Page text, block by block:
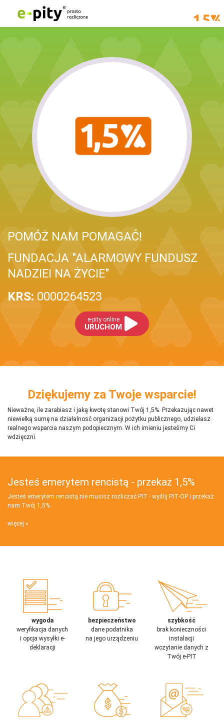
POMÓŻ NAM POMAGAĆ!
FUNDACJA "ALARMOWY FUNDUSZ
NADZIEI NA ŻYCIE"
KRS: 0000264523
e-pity online
URUCHOM
Dziękujemy za Twoje wsparcie!
Nieważne, ile zarabiasz i jaką kwotę stanowi Twój 1,5%. Przekazując nawet
niewielką sumę na działalnosć organizacji pożytku publicznego, udzielasz
realnego wsparcia naszym podopiecznym. W ich imieniu jesteśmy Ci
wdzięczni.
Jesteś emerytem rencistą - przekaż 1,5%
Jesteś emerytem rencistą nie musisz rozliczać PIT - wyślij PIT‑OP i przekaż
nam Twój 1,5%
więcej
wygoda
weryfikacja danych
i opcja wysyłki e-
deklaracji
bezpieczeństwo
dane podatnika
na jego urządzeniu
szybkość
brak konieczności
instalacji
wczytanie danych z
Twój e-PIT